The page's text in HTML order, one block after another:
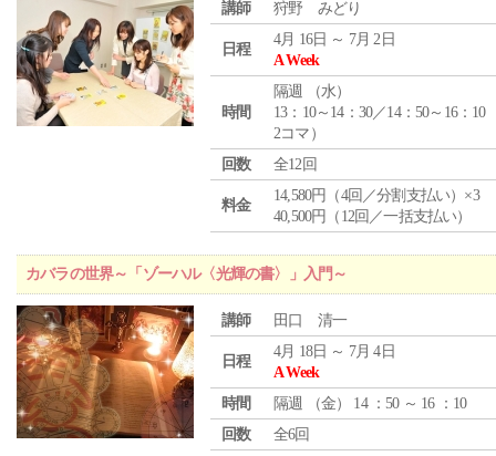
講師 狩野 みどり
日程
4月 16日 ～ 7月 2日
A Week
時間
隔週 （水）
13：10～14：30／14：50～16：10
2コマ）
回数
全12回
料金
14,580円（4回／分割支払い）×3
40,500円（12回／一括支払い）
カバラの世界～「ゾーハル〈光輝の書〉」入門～
講師 田口 清一
日程
4月 18日 ～ 7月 4日
A Week
時間
隔週 （金） 14 ：50 ～ 16 ：10
回数
全6回